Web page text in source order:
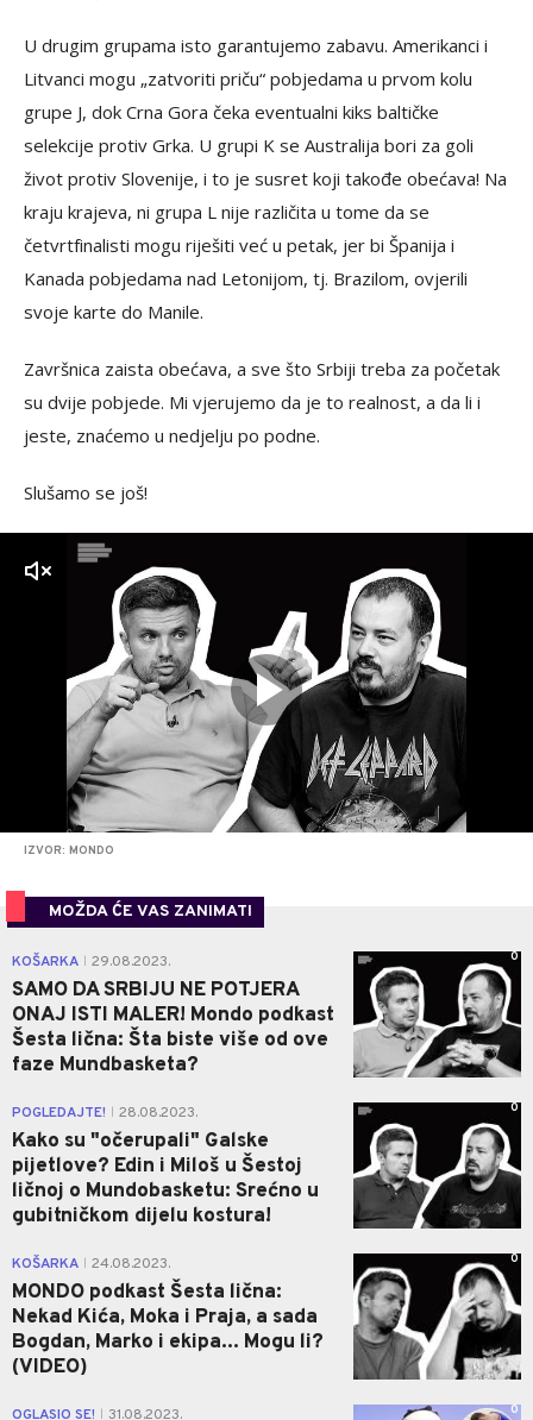
U drugim grupama isto garantujemo zabavu. Amerikanci i
Litvanci mogu „zatvoriti priču“ pobjedama u prvom kolu
grupe J, dok Crna Gora čeka eventualni kiks baltičke
selekcije protiv Grka. U grupi K se Australija bori za goli
život protiv Slovenije, i to je susret koji takođe obećava! Na
kraju krajeva, ni grupa L nije različita u tome da se
četvrtfinalisti mogu riješiti već u petak, jer bi Španija i
Kanada pobjedama nad Letonijom, tj. Brazilom, ovjerili
svoje karte do Manile.
Završnica zaista obećava, a sve što Srbiji treba za početak
su dvije pobjede. Mi vjerujemo da je to realnost, a da li i
jeste, znaćemo u nedjelju po podne.
Slušamo se još!
IZVOR: MONDO
MOŽDA ĆE VAS ZANIMATI
KOŠARKA 29.08.2023.
SAMO DA SRBIJU NE POTJERA
ONAJ ISTI MALER! Mondo podkast
Šesta lična: Šta biste više od ove
faze Mundbasketa?
0
POGLEDAJTE! 28.08.2023.
Kako su "očerupali" Galske
pijetlove? Edin i Miloš u Šestoj
ličnoj o Mundobasketu: Srećno u
gubitničkom dijelu kostura!
0
KOŠARKA 24.08.2023.
MONDO podkast Šesta lična:
Nekad Kića, Moka i Praja, a sada
Bogdan, Marko i ekipa... Mogu li?
(VIDEO)
0
OGLASIO SE! 31.08.2023. 0